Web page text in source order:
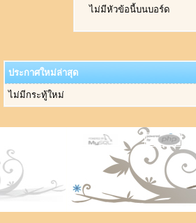
ไม่มีหัวข้อนี้บนบอร์ด
ประกาศใหม่ล่าสุด
ไม่มีกระทู้ใหม่